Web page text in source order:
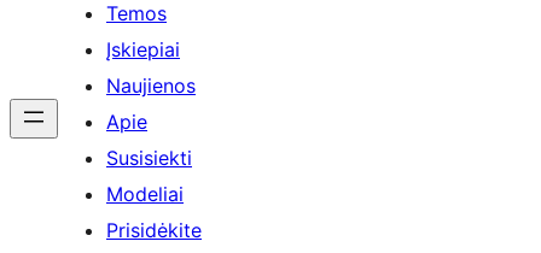
Temos
Įskiepiai
Naujienos
Apie
Susisiekti
Modeliai
Prisidėkite